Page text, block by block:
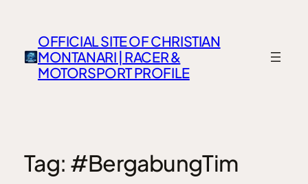
OFFICIAL SITE OF CHRISTIAN
MONTANARI | RACER &
MOTORSPORT PROFILE
Tag: #BergabungTim